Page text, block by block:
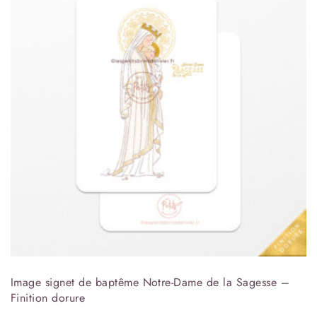
Image signet de baptême Notre-Dame de la Sagesse –
Finition dorure